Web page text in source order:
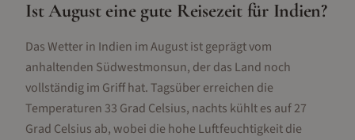
IstAugusteine gute Reisezeit für Indien?
Das Wetter in Indien im August ist geprägt vom
anhaltenden Südwestmonsun, der das Land noch
vollständig im Griff hat. Tagsüber erreichen die
Temperaturen 33 Grad Celsius, nachts kühlt es auf 27
Grad Celsius ab, wobei die hohe Luftfeuchtigkeit die